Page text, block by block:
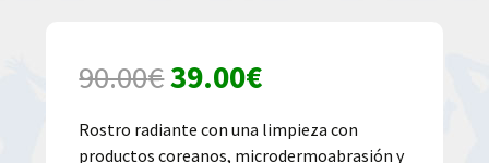
90.00€El
precio
39.00€El
precio
Rostro radiante con una limpieza con
productos coreanos, microdermoabrasión y